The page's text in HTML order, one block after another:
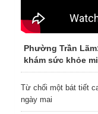
Phường Trần
khám sức khỏe
Từ chối một bát tiết
ngày mai